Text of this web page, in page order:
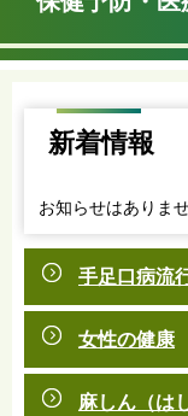
か
新着情報
お知らせはありませ
手足口病流
女性の健康
麻しん（は